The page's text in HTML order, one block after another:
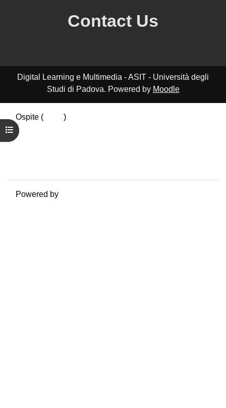
Apri indice del corso
Contact Us
Digital Learning e Multimedia - ASIT - Università degli
Studi di Padova. Powered by Moodle
Ospite (
)
Riepilogo della conservazione dei dati
Politiche
Powered by